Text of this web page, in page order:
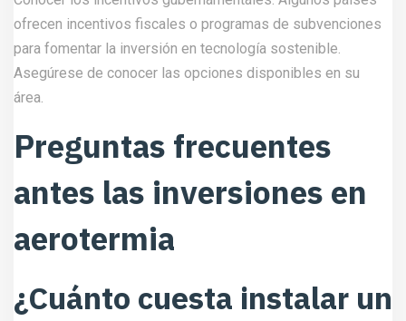
ofrecen incentivos fiscales o programas de subvenciones
para fomentar la inversión en tecnología sostenible.
Asegúrese de conocer las opciones disponibles en su
área.
Preguntas frecuentes
antes las inversiones en
aerotermia
¿Cuánto cuesta instalar un